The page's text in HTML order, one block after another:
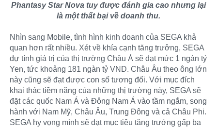
Phantasy Star Nova tuy được đánh gia cao nhưng lại
là một thất bại về doanh thu.
Nhìn sang Mobile, tình hình kinh doanh của SEGA khả
quan hơn rất nhiều. Xét về khía cạnh tăng trưởng, SEGA
dự tính giá trị của thị trường Châu Á sẽ đạt mức 1 ngàn tỷ
Yen, tức khoảng 181 ngàn tỷ VND. Châu Âu theo ông lớn
này cũng sẽ đạt được con số tương đối. Với mục đích
khai thác tiềm năng của những thị trường này, SEGA sẽ
đặt các quốc Nam Á và Đông Nam Á vào tầm ngắm, song
hành với Nam Mỹ, Châu Âu, Trung Đông và cả Châu Phi.
SEGA hy vọng mình sẽ đạt mục tiêu tăng trưởng gấp ba